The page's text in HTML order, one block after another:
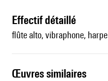
effectif détaillé
flûte alto, vibraphone, harpe
œuvres similaires